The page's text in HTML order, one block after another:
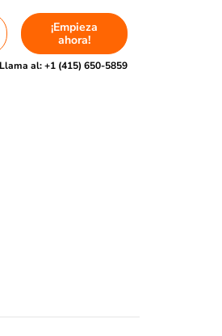
¡Empieza
ahora!
Llama al:+1 (415) 650-5859